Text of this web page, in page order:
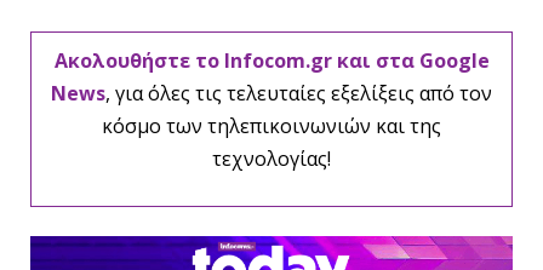
Ακολουθήστε το Infocom.gr και στα Google
News, για όλες τις τελευταίες εξελίξεις από τον
κόσμο των τηλεπικοινωνιών και της
τεχνολογίας!